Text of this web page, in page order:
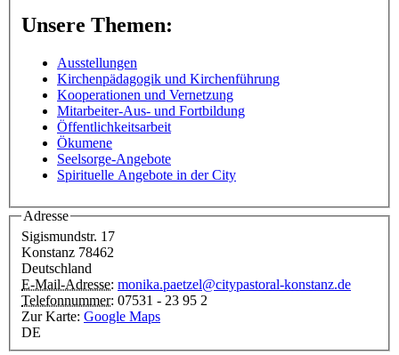
Unsere Themen:
Ausstellungen
Kirchenpädagogik und Kirchenführung
Kooperationen und Vernetzung
Mitarbeiter-Aus- und Fortbildung
Öffentlichkeitsarbeit
Ökumene
Seelsorge-Angebote
Spirituelle Angebote in der City
Adresse
Sigismundstr. 17
Konstanz 78462
Deutschland
E-Mail-Adresse: monika.paetzel@citypastoral-konstanz.de
Telefonnummer: 07531 - 23 95 2
Zur Karte: Google Maps
DE